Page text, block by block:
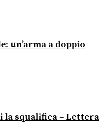
un’arma a doppio
squalifica – Lettera